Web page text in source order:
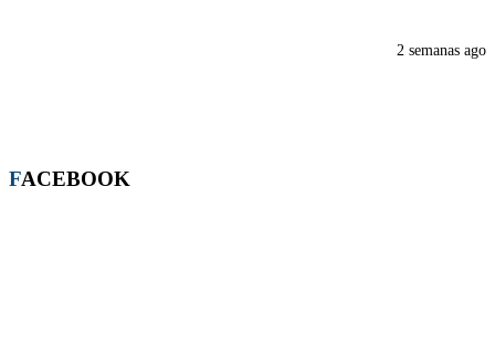
2 semanas ago
FACEBOOK